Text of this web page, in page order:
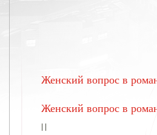
Женский вопрос в
Женский вопрос в